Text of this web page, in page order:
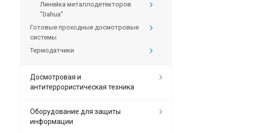
Линейка металлодетекторов
"Dahua"
Готовые проходные досмотровые
системы
Термодатчики
Досмотровая и
антитеррористическая техника
Оборудование для защиты
информации